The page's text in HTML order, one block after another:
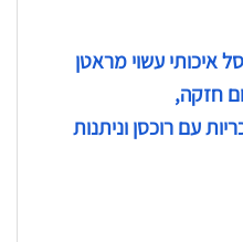
איכותי עשוי מראטן
חזקה,
עם רוכסן וניתנות